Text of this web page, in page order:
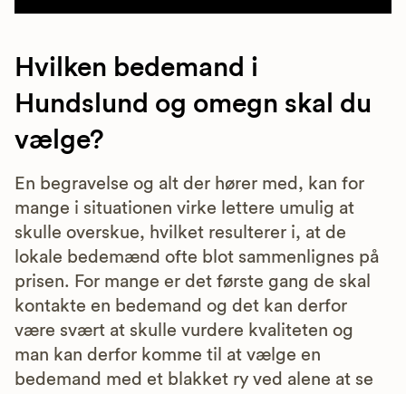
Hvilken bedemand i
Hundslund og omegn skal du
vælge?
En begravelse og alt der hører med, kan for
mange i situationen virke lettere umulig at
skulle overskue, hvilket resulterer i, at de
lokale bedemænd ofte blot sammenlignes på
prisen. For mange er det første gang de skal
kontakte en bedemand og det kan derfor
være svært at skulle vurdere kvaliteten og
man kan derfor komme til at vælge en
bedemand med et blakket ry ved alene at se